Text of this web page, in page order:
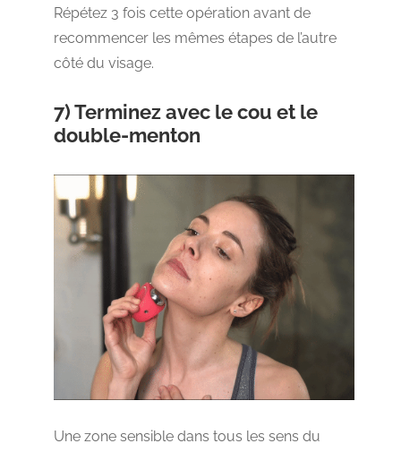
Répétez 3 fois cette opération avant de
recommencer les mêmes étapes de l’autre
côté du visage.
7) Terminez avec le cou et le
double-menton
Une zone sensible dans tous les sens du